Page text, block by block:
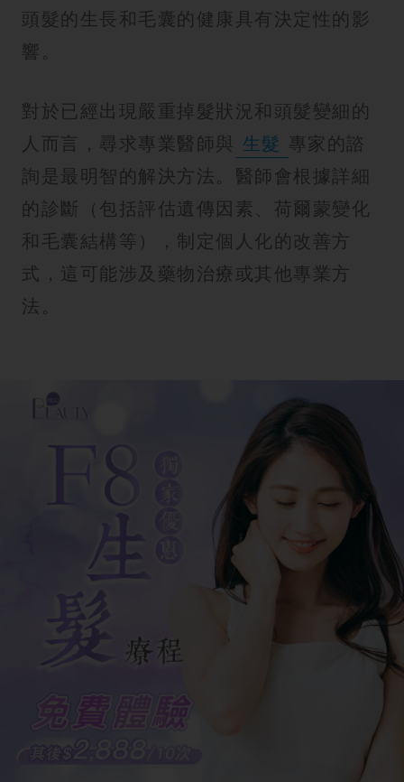
頭髮的生長和毛囊的健康具有決定性的影
響。
對於已經出現嚴重掉髮狀況和頭髮變細的
人而言，尋求專業醫師與 生髮 專家的諮
詢是最明智的解決方法。醫師會根據詳細
的診斷（包括評估遺傳因素、荷爾蒙變化
和毛囊結構等），制定個人化的改善方
式，這可能涉及藥物治療或其他專業方
法。